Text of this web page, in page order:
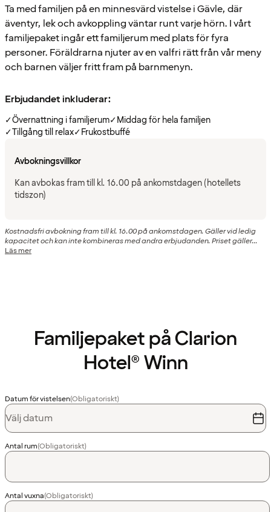
Ta med familjen på en minnesvärd vistelse i Gävle, där
äventyr, lek och avkoppling väntar runt varje hörn. I vårt
familjepaket ingår ett familjerum med plats för fyra
personer. Föräldrarna njuter av en valfri rätt från vår meny
och barnen väljer fritt fram på barnmenyn.
Erbjudandet inkluderar:
✓Övernattning i familjerum✓Middag för hela familjen
✓Tillgång till relax✓Frukostbuffé
Avbokningsvillkor
Kan avbokas fram till kl. 16.00 på ankomstdagen (hotellets
tidszon)
Kostnadsfri avbokning fram till kl. 16.00 på ankomstdagen. Gäller vid ledig
kapacitet och kan inte kombineras med andra erbjudanden. Priset gäller...
Läs mer
Familjepaket på Clarion
Hotel® Winn
Datum för vistelsen(Obligatoriskt)
Välj datum
Antal rum(Obligatoriskt)
Antal vuxna(Obligatoriskt)